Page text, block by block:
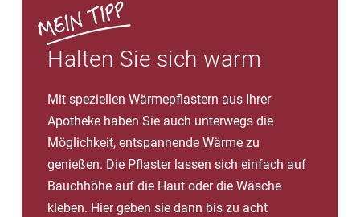
Halten Sie sich warm
Mit speziellen Wärmepflastern aus Ihrer
Apotheke haben Sie auch unterwegs die
Möglichkeit, entspannende Wärme zu
genießen. Die Pflaster lassen sich einfach auf
Bauchhöhe auf die Haut oder die Wäsche
kleben. Hier geben sie dann bis zu acht